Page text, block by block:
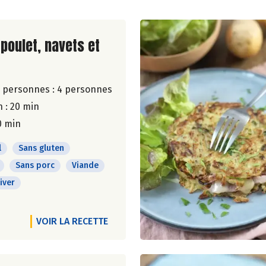
de la recette
navets et
: 4 personnes
: 20 min
min
Sans gluten
Sans porc
Viande
VOIR LA RECETTE